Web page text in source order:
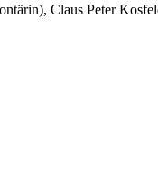
Claus Peter